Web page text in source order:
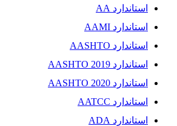
استاندارد AA
استاندارد AAMI
استاندارد AASHTO
استاندارد AASHTO 2019
استاندارد AASHTO 2020
استاندارد AATCC
استاندارد ADA